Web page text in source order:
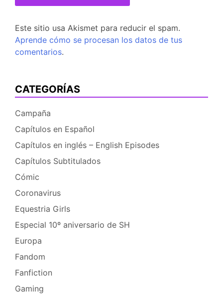
Este sitio usa Akismet para reducir el spam.
Aprende cómo se procesan los datos de tus
comentarios.
CATEGORÍAS
Campaña
Capítulos en Español
Capítulos en inglés – English Episodes
Capítulos Subtitulados
Cómic
Coronavirus
Equestria Girls
Especial 10º aniversario de SH
Europa
Fandom
Fanfiction
Gaming